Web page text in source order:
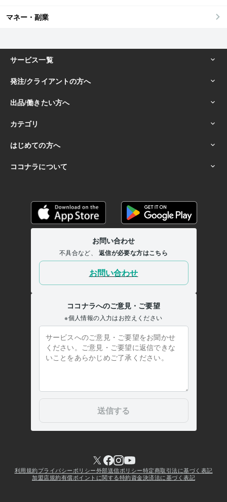
マネー・副業